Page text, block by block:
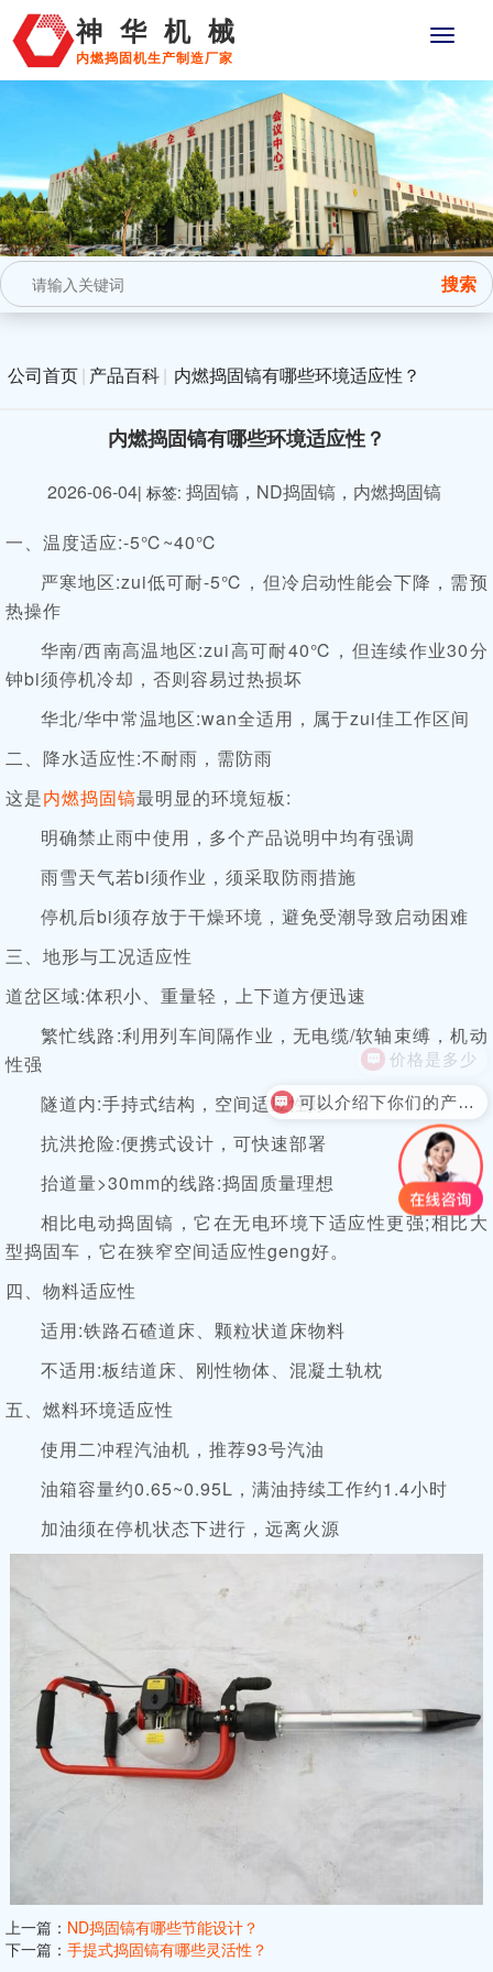
神华机械
内燃捣固机生产制造厂家
公司首页| 产品百科| 内燃捣固镐有哪些环境适应性？
内燃捣固镐有哪些环境适应性？
2026-06-04| 标签: 捣固镐，ND捣固镐，内燃捣固镐
一、温度适应:-5℃~40℃
严寒地区:zui低可耐-5℃，但冷启动性能会下降，需预
热操作
华南/西南高温地区:zui高可耐40℃，但连续作业30分
钟bi须停机冷却，否则容易过热损坏
华北/华中常温地区:wan全适用，属于zui佳工作区间
二、降水适应性:不耐雨，需防雨
这是内燃捣固镐最明显的环境短板:
明确禁止雨中使用，多个产品说明中均有强调
雨雪天气若bi须作业，须采取防雨措施
停机后bi须存放于干燥环境，避免受潮导致启动困难
三、地形与工况适应性
道岔区域:体积小、重量轻，上下道方便迅速
繁忙线路:利用列车间隔作业，无电缆/软轴束缚，机动
性强
隧道内:手持式结构，空间适应性好
抗洪抢险:便携式设计，可快速部署
抬道量>30mm的线路:捣固质量理想
相比电动捣固镐，它在无电环境下适应性更强;相比大
型捣固车，它在狭窄空间适应性geng好。
四、物料适应性
适用:铁路石碴道床、颗粒状道床物料
不适用:板结道床、刚性物体、混凝土轨枕
五、燃料环境适应性
使用二冲程汽油机，推荐93号汽油
油箱容量约0.65~0.95L，满油持续工作约1.4小时
加油须在停机状态下进行，远离火源
上一篇： ND捣固镐有哪些节能设计？
下一篇： 手提式捣固镐有哪些灵活性？
价格是多少